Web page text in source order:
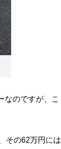
のですが、こ
その62万円には